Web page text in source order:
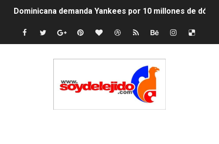
Dominicana demanda Yankees por 10 millones de
Precio del dólar hoy viernes 7 de agosto de 2026
Condenan a dos 'streamers' franceses por torturar
Nuevo Código Penal: hasta 20 años de cárcel por